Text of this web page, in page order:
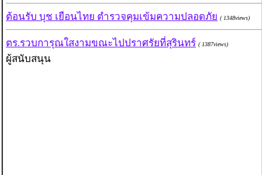
ต้อนรับ บุช เยือนไทย ตำรวจคุมเข้มความปลอดภัย ( 1348views)
ตร.รวบการุณใสงามขณะไปปราศรัยที่สุรินทร์ ( 1387views)
ผู้สนับสนุน